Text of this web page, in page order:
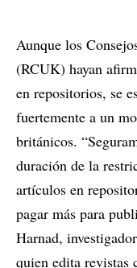
Aunque los
(RCUK) hayan
en repositorios, se
fuertemente a un
británicos.
duración de la
artículos en
pagar más para
Harnad,
quien edita revistas